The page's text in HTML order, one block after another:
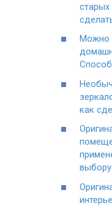
старых
Можно
как
выбору